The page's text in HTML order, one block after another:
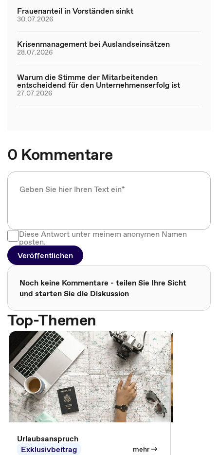
Frauenanteil in Vorständen sinkt
30.07.2026
Krisenmanagement bei Auslandseinsätzen
28.07.2026
Warum die Stimme der Mitarbeitenden
entscheidend für den Unternehmenserfolg ist
27.07.2026
0 Kommentare
Diese Antwort unter meinem anonymen Namen
posten.
Veröffentlichen
Noch keine Kommentare - teilen Sie Ihre Sicht
und starten Sie die Diskussion
Top-Themen
Urlaubsanspruch
Exklusivbeitrag
mehr